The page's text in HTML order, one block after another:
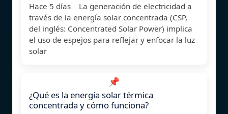
Hace 5 días La generación de electricidad a
través de la energía solar concentrada (CSP,
del inglés: Concentrated Solar Power) implica
el uso de espejos para reflejar y enfocar la luz
solar
📌
¿Qué es la energía solar térmica
concentrada y cómo funciona?